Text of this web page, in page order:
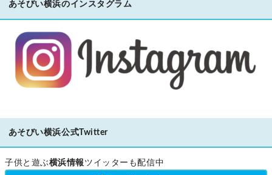
あそびい横浜のインスタグラム
あそびい横浜公式Twitter
子供と遊ぶ横浜情報ツイッターも配信中